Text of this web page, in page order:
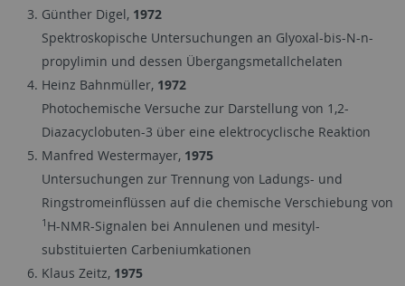
Günther Digel, 1972
Spektroskopische Untersuchungen an Glyoxal-bis-N-n-
propylimin und dessen Übergangsmetallchelaten
Heinz Bahnmüller, 1972
Photochemische Versuche zur Darstellung von 1,2-
Diazacyclobuten-3 über eine elektrocyclische Reaktion
Manfred Westermayer, 1975
Untersuchungen zur Trennung von Ladungs- und
Ringstromeinflüssen auf die chemische Verschiebung von
1 H-NMR-Signalen bei Annulenen und mesityl-
substituierten Carbeniumkationen
Klaus Zeitz, 1975